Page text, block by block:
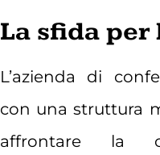
La sfida per
L’azienda di
con una struttura
affrontare la